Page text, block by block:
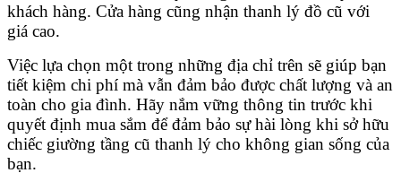
khách hàng. Cửa hàng cũng nhận thanh lý đồ cũ với
giá cao.
Việc lựa chọn một trong những địa chỉ trên sẽ giúp bạn
tiết kiệm chi phí mà vẫn đảm bảo được chất lượng và an
toàn cho gia đình. Hãy nắm vững thông tin trước khi
quyết định mua sắm để đảm bảo sự hài lòng khi sở hữu
chiếc giường tầng cũ thanh lý cho không gian sống của
bạn.